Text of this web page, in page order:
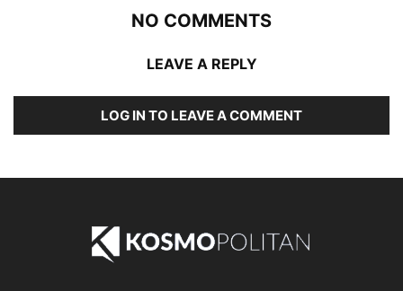
NO COMMENTS
LEAVE A REPLY
LOG IN TO LEAVE A COMMENT